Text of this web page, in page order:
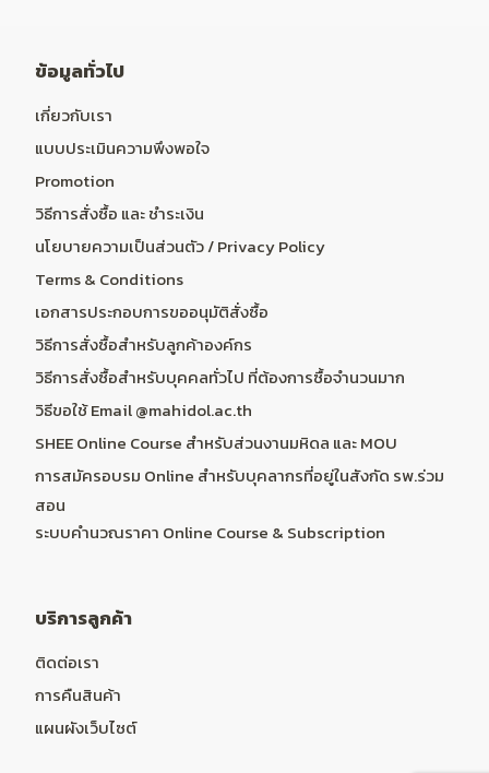
ข้อมูลทั่วไป
เกี่ยวกับเรา
แบบประเมินความพึงพอใจ
Promotion
วิธีการสั่งซื้อ และ ชำระเงิน
นโยบายความเป็นส่วนตัว / Privacy Policy
Terms & Conditions
เอกสารประกอบการขออนุมัติสั่งซื้อ
วิธีการสั่งซื้อสำหรับลูกค้าองค์กร
วิธีการสั่งซื้อสำหรับบุคคลทั่วไป ที่ต้องการซื้อจำนวนมาก
วิธีขอใช้ Email @mahidol.ac.th
SHEE Online Course สำหรับส่วนงานมหิดล และ MOU
การสมัครอบรม Online สำหรับบุคลากรที่อยู่ในสังกัด รพ.ร่วม
สอน
ระบบคำนวณราคา Online Course & Subscription
บริการลูกค้า
ติดต่อเรา
การคืนสินค้า
แผนผังเว็บไซต์